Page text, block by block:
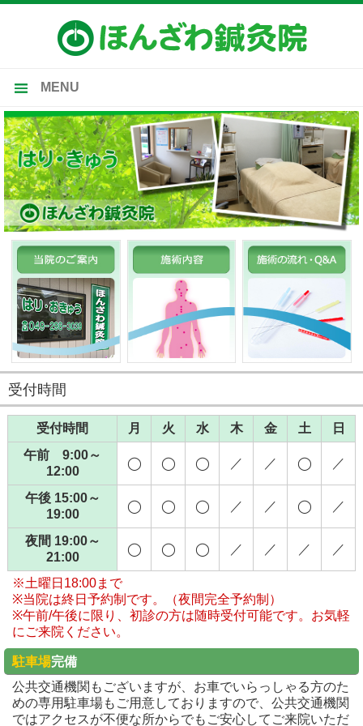
MENU
トップ
当院のご案内
施術内容
受付時間・施術料金
施術の流れ・Ｑ＆Ａ
受付時間
受付時間 月 火 水 木 金 土
日
午前 9:00～
12:00
◯ ◯ ◯ ／ ／ ◯ ／
午後 15:00～
19:00
◯ ◯ ◯ ／ ／ ◯ ／
夜間 19:00～
21:00
◯ ◯ ◯ ／ ／ ／ ／
※土曜日18:00まで
※当院は終日予約制です。（夜間完全予約制）
※午前/午後に限り、初診の方は随時受付可能です。お気軽
にご来院ください。
駐車場完備
公共交通機関もございますが、お車でいらっしゃる方のた
めの専用駐車場もご用意しておりますので、公共交通機関
ではアクセスが不便な所からでもご安心してご来院いただ